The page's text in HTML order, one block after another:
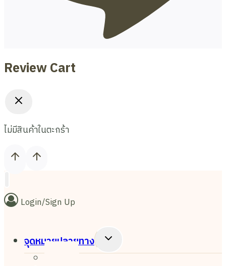
Review Cart
ไม่มีสินค้าในตะกร้า
Login/Sign Up
จุดหมายปลายทาง Toggle
Menu